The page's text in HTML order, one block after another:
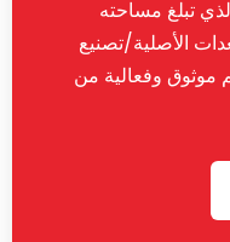
تبلغ مساحته
الأصلية/تصنيع
وفعالية من